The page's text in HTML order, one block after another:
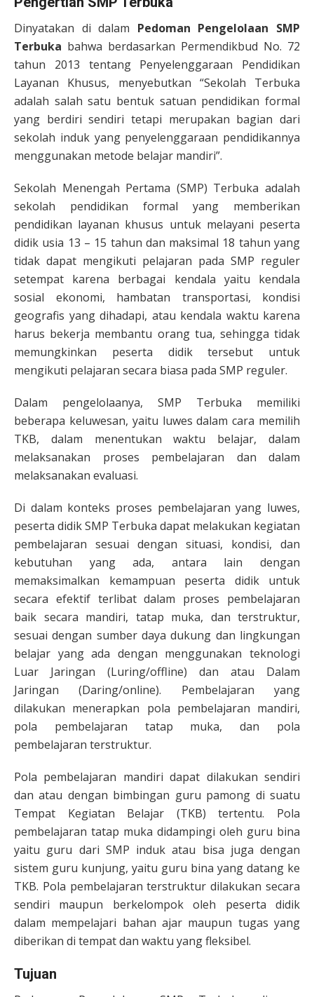
Dinyatakan di dalam Pedoman Pengelolaan SMP
Terbuka bahwa berdasarkan Permendikbud No. 72
tahun 2013 tentang Penyelenggaraan Pendidikan
Layanan Khusus, menyebutkan “Sekolah Terbuka
adalah salah satu bentuk satuan pendidikan formal
yang berdiri sendiri tetapi merupakan bagian dari
sekolah induk yang penyelenggaraan pendidikannya
menggunakan metode belajar mandiri”.
Sekolah Menengah Pertama (SMP) Terbuka adalah
sekolah pendidikan formal yang memberikan
pendidikan layanan khusus untuk melayani peserta
didik usia 13 – 15 tahun dan maksimal 18 tahun yang
tidak dapat mengikuti pelajaran pada SMP reguler
setempat karena berbagai kendala yaitu kendala
sosial ekonomi, hambatan transportasi, kondisi
geografis yang dihadapi, atau kendala waktu karena
harus bekerja membantu orang tua, sehingga tidak
memungkinkan peserta didik tersebut untuk
mengikuti pelajaran secara biasa pada SMP reguler.
Dalam pengelolaanya, SMP Terbuka memiliki
beberapa keluwesan, yaitu luwes dalam cara memilih
TKB, dalam menentukan waktu belajar, dalam
melaksanakan proses pembelajaran dan dalam
melaksanakan evaluasi.
Di dalam konteks proses pembelajaran yang luwes,
peserta didik SMP Terbuka dapat melakukan kegiatan
pembelajaran sesuai dengan situasi, kondisi, dan
kebutuhan yang ada, antara lain dengan
memaksimalkan kemampuan peserta didik untuk
secara efektif terlibat dalam proses pembelajaran
baik secara mandiri, tatap muka, dan terstruktur,
sesuai dengan sumber daya dukung dan lingkungan
belajar yang ada dengan menggunakan teknologi
Luar Jaringan (Luring/offline) dan atau Dalam
Jaringan (Daring/online). Pembelajaran yang
dilakukan menerapkan pola pembelajaran mandiri,
pola pembelajaran tatap muka, dan pola
pembelajaran terstruktur.
Pola pembelajaran mandiri dapat dilakukan sendiri
dan atau dengan bimbingan guru pamong di suatu
Tempat Kegiatan Belajar (TKB) tertentu. Pola
pembelajaran tatap muka didampingi oleh guru bina
yaitu guru dari SMP induk atau bisa juga dengan
sistem guru kunjung, yaitu guru bina yang datang ke
TKB. Pola pembelajaran terstruktur dilakukan secara
sendiri maupun berkelompok oleh peserta didik
dalam mempelajari bahan ajar maupun tugas yang
diberikan di tempat dan waktu yang fleksibel.
Tujuan